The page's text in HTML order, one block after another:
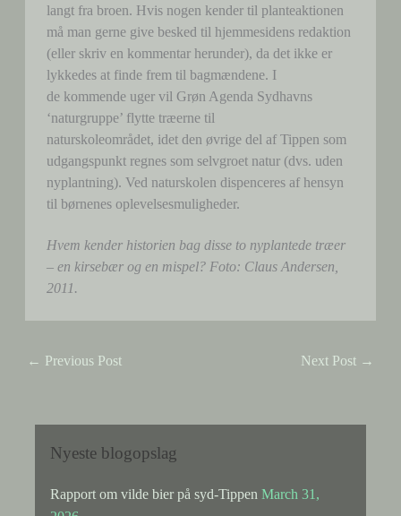
langt fra broen. Hvis nogen kender til planteaktionen
må man gerne give besked til hjemmesidens redaktion
(eller skriv en kommentar herunder), da det ikke er
lykkedes at finde frem til bagmændene. I
de kommende uger vil Grøn Agenda Sydhavns
‘naturgruppe’ flytte træerne til
naturskoleområdet, idet den øvrige del af Tippen som
udgangspunkt regnes som selvgroet natur (dvs. uden
nyplantning). Ved naturskolen dispenceres af hensyn
til børnenes oplevelsesmuligheder.
Hvem kender historien bag disse to nyplantede træer
– en kirsebær og en mispel? Foto: Claus Andersen,
2011.
← Previous Post Next Post →
Nyeste blogopslag
Rapport om vilde bier på syd-Tippen March 31,